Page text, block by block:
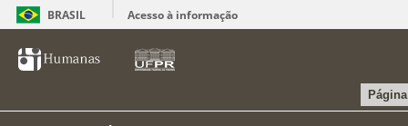
BRASIL Acesso à informação